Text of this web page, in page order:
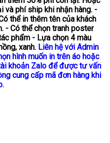
và phí ship khi nhận hàng. -
thể in thêm tên của khách
- Có thể chọn tranh poster
phẩm - Lựa chọn 4 màu
xanh. Liên hệ với Admin
hình muốn in trên áo hoặc
khoản Zalo để được tư vấn
cung cấp mã đơn hàng khi